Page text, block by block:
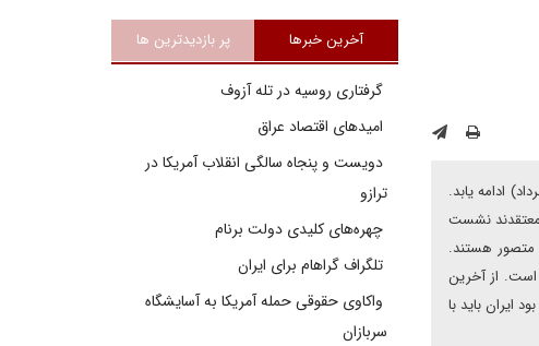
بین‌المللی انرژی اتمی قرار است از دوشنبه آینده، سوم ژوئن (۱۴ خرداد) آغاز شود و تا هفتم ژوئن (۱۸ خرداد) ادامه یابد.
معتقدند نشست
متصور هستند.
است. از آخرین
در آن قطع‌نامه ادعا شده بود ایران باید با
آخرین خبرها پر بازدیدترین ها
گرفتاری روسیه در تله آزوف
امیدهای اقتصاد عراق
دویست و پنجاه سالگی انقلاب آمریکا در
ترازو
چهره‌های کلیدی دولت برنام
تلگراف گراهام برای ایران
واکاوی حقوقی حمله آمریکا به آسایشگاه
سربازان